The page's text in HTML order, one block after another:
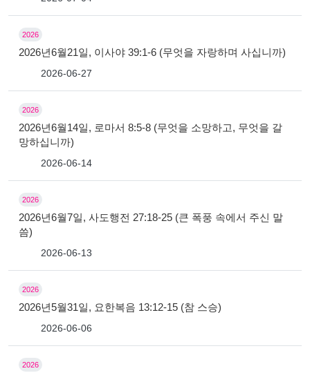
2026
2026년6월21일, 이사야 39:1-6 (무엇을 자랑하며 사십니까)
2026-06-27
2026
2026년6월14일, 로마서 8:5-8 (무엇을 소망하고, 무엇을 갈
망하십니까)
2026-06-14
2026
2026년6월7일, 사도행전 27:18-25 (큰 폭풍 속에서 주신 말
씀)
2026-06-13
2026
2026년5월31일, 요한복음 13:12-15 (참 스승)
2026-06-06
2026